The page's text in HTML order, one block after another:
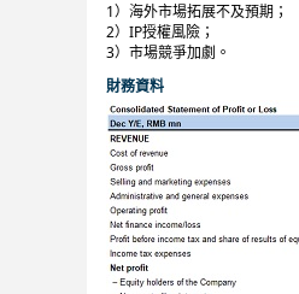
1）海外市場拓展不及預期；
2）IP授權風險；
3）市場競爭加劇。
財務資料